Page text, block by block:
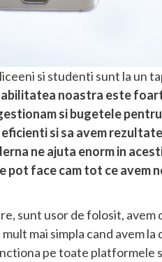
si studenti sunt la un
noastra este
si bugetele
si sa avem
ne ajuta enorm in
face cam tot ce avem
sunt usor de folosit, avem
mai simpla cand avem
pe toate platformele